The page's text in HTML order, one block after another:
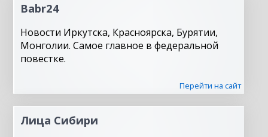
Babr24
Новости Иркутска, Красноярска, Бурятии,
Монголии. Самое главное в федеральной
повестке.
Перейти на сайт
Лица Сибири